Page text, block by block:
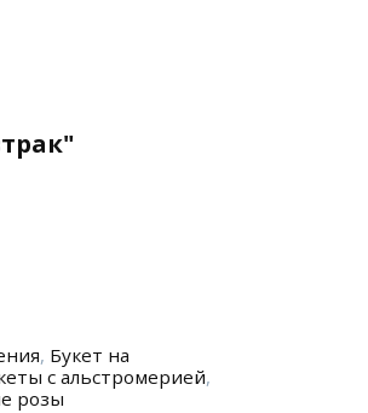
, Букет на
с альстромерией,
розы